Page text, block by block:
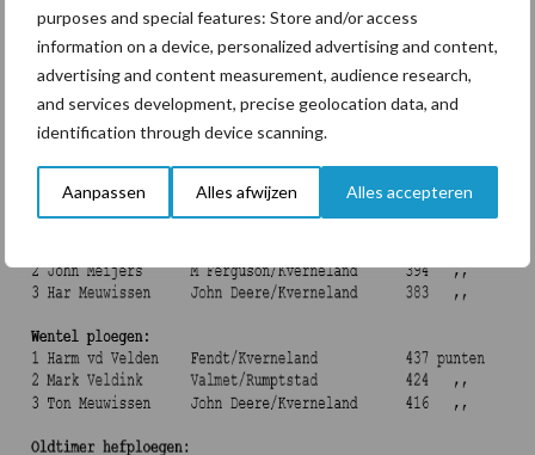
purposes and special features: Store and/or access
information on a device, personalized advertising and content,
advertising and content measurement, audience research,
and services development, precise geolocation data, and
identification through device scanning.
Aanpassen Alles afwijzen Alles accepteren